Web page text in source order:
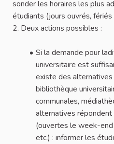
sonder les horaires les plus
étudiants (jours ouvrés,
2. Deux actions possibles :
Si la demande pour
universitaire est
existe des
bibliothèque
communales,
alternatives
(ouvertes le week-
etc.) : informer les